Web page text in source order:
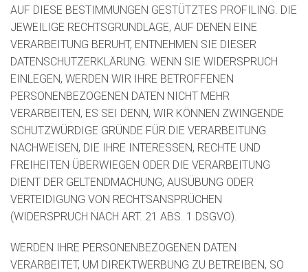
AUF DIESE BESTIMMUNGEN GESTÜTZTES PROFILING. DIE
JEWEILIGE RECHTSGRUNDLAGE, AUF DENEN EINE
VERARBEITUNG BERUHT, ENTNEHMEN SIE DIESER
DATENSCHUTZERKLÄRUNG. WENN SIE WIDERSPRUCH
EINLEGEN, WERDEN WIR IHRE BETROFFENEN
PERSONENBEZOGENEN DATEN NICHT MEHR
VERARBEITEN, ES SEI DENN, WIR KÖNNEN ZWINGENDE
SCHUTZWÜRDIGE GRÜNDE FÜR DIE VERARBEITUNG
NACHWEISEN, DIE IHRE INTERESSEN, RECHTE UND
FREIHEITEN ÜBERWIEGEN ODER DIE VERARBEITUNG
DIENT DER GELTENDMACHUNG, AUSÜBUNG ODER
VERTEIDIGUNG VON RECHTSANSPRÜCHEN
(WIDERSPRUCH NACH ART. 21 ABS. 1 DSGVO).
WERDEN IHRE PERSONENBEZOGENEN DATEN
VERARBEITET, UM DIREKTWERBUNG ZU BETREIBEN, SO